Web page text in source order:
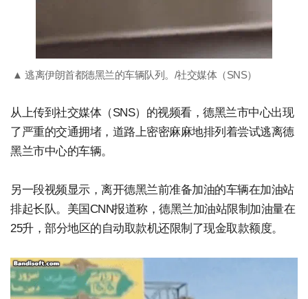
▲ 逃离伊朗首都德黑兰的车辆队列。/社交媒体（SNS）
从上传到社交媒体（SNS）的视频看，德黑兰市中心出现
了严重的交通拥堵，道路上密密麻麻地排列着尝试逃离德
黑兰市中心的车辆。
另一段视频显示，离开德黑兰前准备加油的车辆在加油站
排起长队。美国CNN报道称，德黑兰加油站限制加油量在
25升，部分地区的自动取款机还限制了现金取款额度。